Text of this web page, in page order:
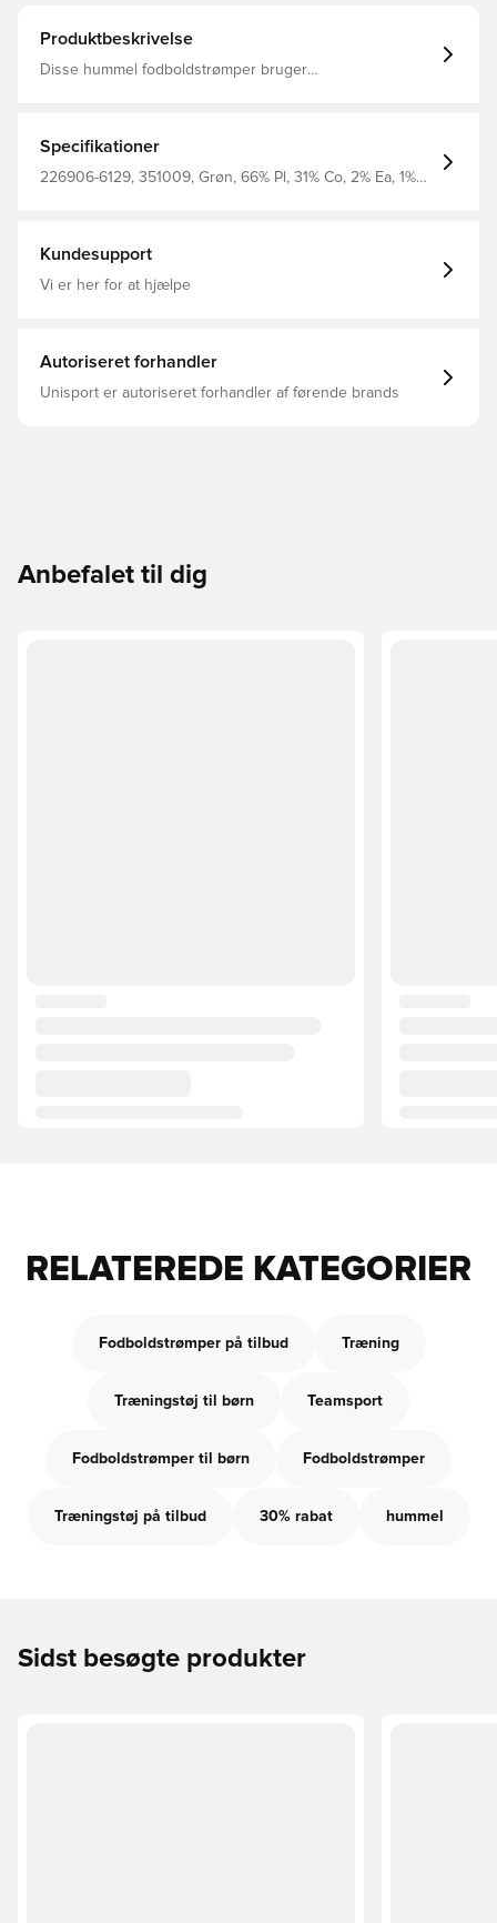
Produktbeskrivelse
Disse hummel fodboldstrømper bruger
praktiske. Ekstra komfortable med svangstøtte.
Specifikationer
226906-6129, 351009, Grøn, 66% Pl, 31% Co, 2% Ea, 1%
Kundesupport
Vi er her for at hjælpe
Autoriseret forhandler
Unisport er autoriseret forhandler af førende brands
Anbefalet til dig
RELATEREDE KATEGORIER
Fodboldstrømper på tilbud Træning
Træningstøj til børn Teamsport
Fodboldstrømper til børn Fodboldstrømper
Træningstøj på tilbud 30% rabat hummel
Sidst besøgte produkter